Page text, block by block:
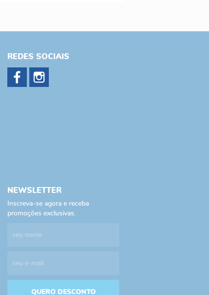
REDES SOCIAIS
NEWSLETTER
Inscreva-se agora e receba
promoções exclusivas.
QUERO DESCONTO